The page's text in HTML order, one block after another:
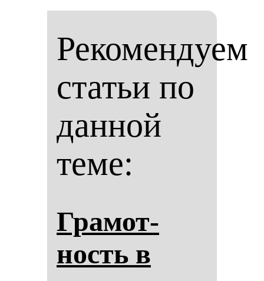
Рекомендуем
статьи по
данной
теме:
Гра­мот­
ность в